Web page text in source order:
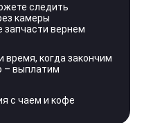
следить
камеры
вернем
когда закончим
– выплатим
с чаем и кофе